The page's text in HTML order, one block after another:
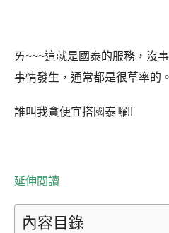
ㄞ~~~這就是國泰的服務，沒
事情發生，通常都是很草率的。
誰叫我貪便宜搭國泰囉!!
延伸閱讀
內容目錄